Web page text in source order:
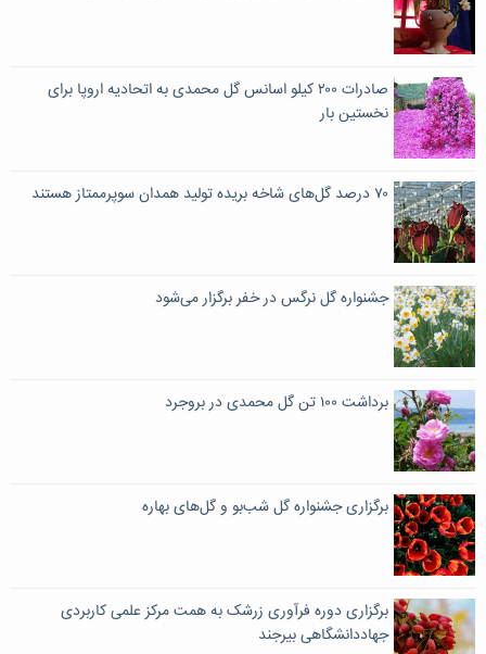
صادرات ۲۰۰ کیلو اسانس گل محمدی به اتحادیه اروپا برای
نخستین بار
۷۰ درصد گل‌های شاخه بریده تولید همدان سوپرممتاز هستند
جشنواره گل نرگس در خفر برگزار می‌شود
برداشت ۱۰۰ تن گل محمدی در بروجرد
برگزاری جشنواره گل شب‌بو و گل‌های بهاره
برگزاری دوره فرآوری زرشک به همت مرکز علمی کاربردی
جهاددانشگاهی بیرجند